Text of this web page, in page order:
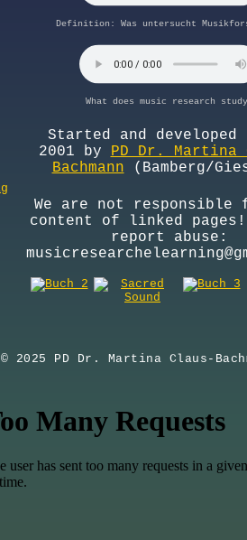
Definition: Was untersucht
What does music research
Started and developed
2001 by PD Dr. Martina
Bachmann (Bamberg/
We are not responsible
content of linked pages!
report abuse:
© 2025 PD Dr. Martina Claus-